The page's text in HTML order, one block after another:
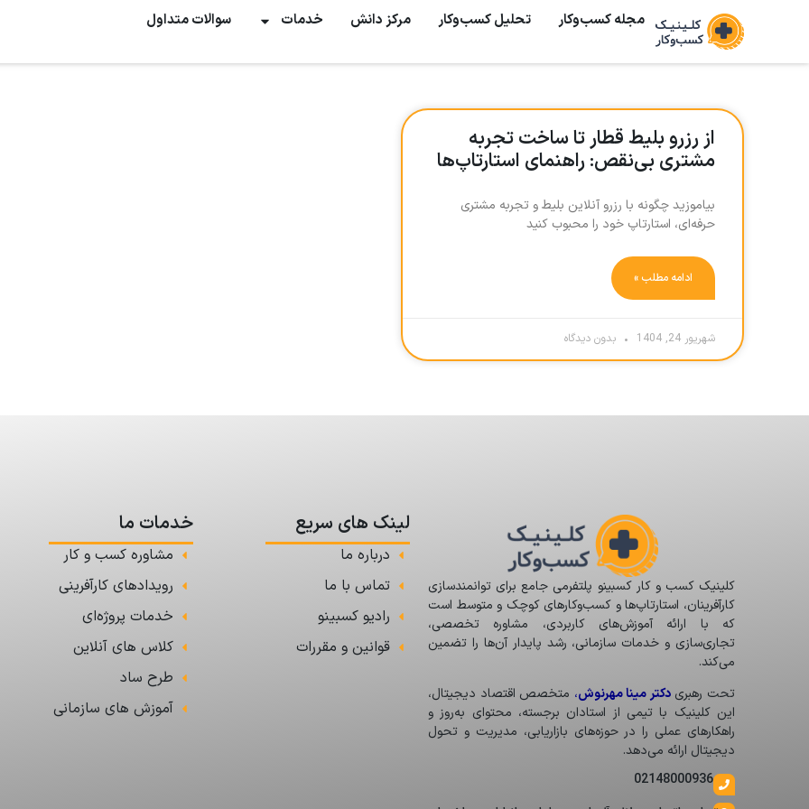
مجله کسب‌وکار تحلیل کسب‌و‌کار مرکز دانش خدمات سوالات متداول
از رزرو بلیط قطار تا ساخت تجربه
مشتری بی‌نقص: راهنمای استارتاپ‌ها
بیاموزید چگونه با رزرو آنلاین بلیط و تجربه مشتری
حرفه‌ای، استارتاپ خود را محبوب کنید
ادامه مطلب »
شهریور 24, 1404 بدون دیدگاه
کلینیک کسب و کار کسبینو پلتفرمی جامع برای توانمندسازی
کارآفرینان، استارتاپ‌ها و کسب‌وکارهای کوچک و متوسط است
که با ارائه آموزش‌های کاربردی، مشاوره تخصصی،
تجاری‌سازی و خدمات سازمانی، رشد پایدار آن‌ها را تضمین
می‌کند.
تحت رهبریدکتر مینا مهرنوش، متخصص اقتصاد دیجیتال،
این کلینیک با تیمی از استادان برجسته، محتوای به‌روز و
راهکارهای عملی را در حوزه‌های بازاریابی، مدیریت و تحول
دیجیتال ارائه می‌دهد.
02148000936
لینک های سریع
درباره ما
تماس با ما
رادیو کسبینو
قوانین و مقررات
خدمات ما
مشاوره کسب و کار
رویدادهای کارآفرینی
خدمات پروژه‌ای
کلاس های آنلاین
طرح ساد
آموزش های سازمانی